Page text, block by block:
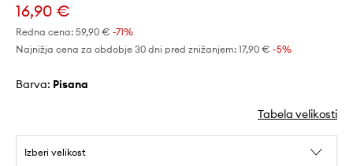
16,90 €
Redna cena: 59,90 € -71%
Najnižja cena za obdobje 30 dni pred znižanjem: 17,90 € -5%
Barva: pisana
Tabela velikosti
Izberi velikost